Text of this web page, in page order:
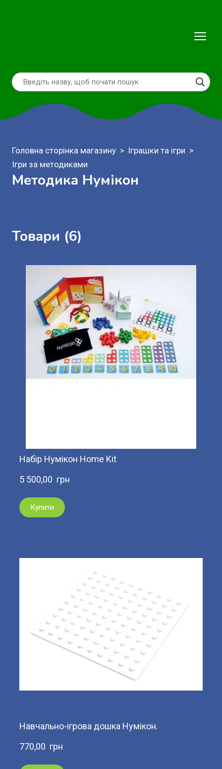
Головна сторінка магазину
Іграшки та ігри
Ігри за методиками
Методика Нумікон
Товари (6)
Набір Нумікон Home Kit
5 500,00  грн
Купити
Навчально-ігрова дошка Нумікон.
770,00  грн